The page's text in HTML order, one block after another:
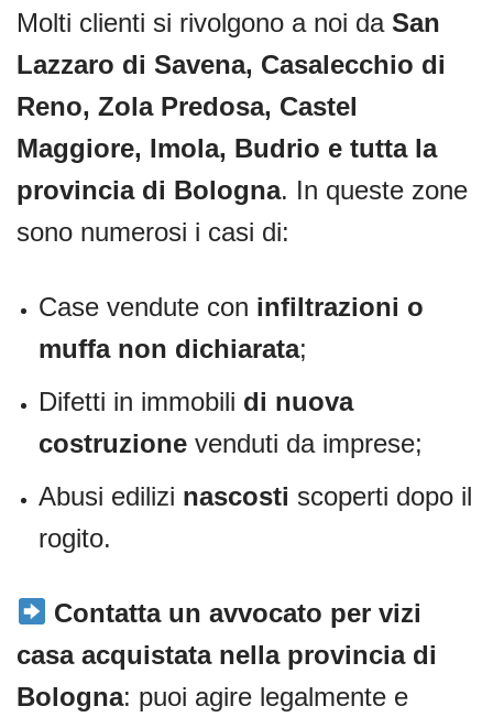
Molti clienti si rivolgono a noi da San
Lazzaro di Savena, Casalecchio di
Reno, Zola Predosa, Castel
Maggiore, Imola, Budrio e tutta la
provincia di Bologna. In queste zone
sono numerosi i casi di:
Case vendute con infiltrazioni o
muffa non dichiarata;
Difetti in immobili di nuova
costruzione venduti da imprese;
Abusi edilizi nascosti scoperti dopo il
rogito.
Contatta un avvocato per vizi
casa acquistata nella provincia di
Bologna: puoi agire legalmente e